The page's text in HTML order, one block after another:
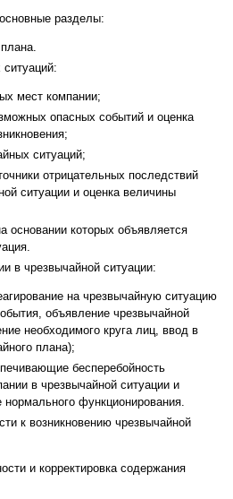
разделы:
мест компании;
опасных событий и оценка
ситуаций;
отрицательных последствий
ситуации и оценка величины
основании которых объявляется
в чрезвычайной ситуации:
на чрезвычайную ситуацию
объявление чрезвычайной
необходимого круга лиц, ввод в
плана);
бесперебойность
в чрезвычайной ситуации и
нормального функционирования.
к возникновению чрезвычайной
и корректировка содержания